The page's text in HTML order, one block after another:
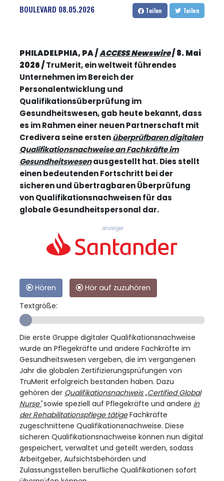
BOULEVARD 08.05.2026 Teilen Teilen
PHILADELPHIA, PA /ACCESS Newswire/ 8. Mai
2026 /TruMerit, ein weltweit führendes
Unternehmen im Bereich der
Personalentwicklung und
Qualifikationsüberprüfung im
Gesundheitswesen, gab heute bekannt, dass
es im Rahmen einer neuen Partnerschaft mit
Credivera seine erstenüberprüfbaren digitalen
Qualifikationsnachweise an Fachkräfte im
Gesundheitswesenausgestellt hat. Dies stellt
einen bedeutenden Fortschritt bei der
sicheren und übertragbaren Überprüfung
von Qualifikationsnachweisen für das
globale Gesundheitspersonal dar.
Anzeige
Hören
Hör auf zuzuhören
Textgröße:
Die erste Gruppe digitaler Qualifikationsnachweise
wurde an Pflegekräfte und andere Fachkräfte im
Gesundheitswesen vergeben, die im vergangenen
Jahr die globalen Zertifizierungsprüfungen von
TruMerit erfolgreich bestanden haben. Dazu
gehören der Qualifikationsnachweis „Certified Global
Nurse"sowie speziell auf Pflegekräfte und andere in
der Rehabilitationspflege tätigeFachkräfte
zugeschnittene Qualifikationsnachweise. Diese
sicheren Qualifikationsnachweise können nun digital
gespeichert, verwaltet und geteilt werden, sodass
Arbeitgeber, Aufsichtsbehörden und
Zulassungsstellen berufliche Qualifikationen sofort